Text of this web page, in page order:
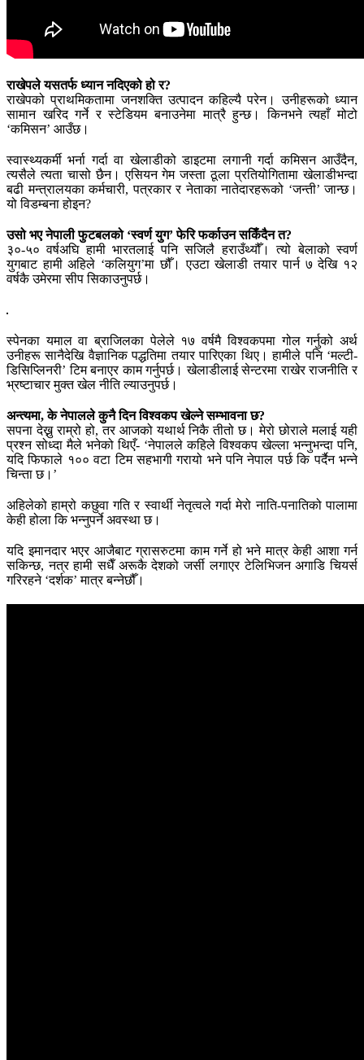
राखेपले यसतर्फ ध्यान नदिएको हो र?
राखेपको प्राथमिकतामा जनशक्ति उत्पादन कहिल्यै परेन। उनीहरूको ध्यान
सामान खरिद गर्ने र स्टेडियम बनाउनेमा मात्रै हुन्छ। किनभने त्यहाँ मोटो
‘कमिसन’ आउँछ।
स्वास्थ्यकर्मी भर्ना गर्दा वा खेलाडीको डाइटमा लगानी गर्दा कमिसन आउँदैन,
त्यसैले त्यता चासो छैन। एसियन गेम जस्ता ठूला प्रतियोगितामा खेलाडीभन्दा
बढी मन्त्रालयका कर्मचारी, पत्रकार र नेताका नातेदारहरूको ‘जन्ती’ जान्छ।
यो विडम्बना होइन?
उसो भए नेपाली फुटबलको ‘स्वर्ण युग’ फेरि फर्काउन सकिँदैन त?
३०-५० वर्षअघि हामी भारतलाई पनि सजिलै हराउँथ्यौँ। त्यो बेलाको स्वर्ण
युगबाट हामी अहिले ‘कलियुग’मा छौँ। एउटा खेलाडी तयार पार्न ७ देखि १२
वर्षकै उमेरमा सीप सिकाउनुपर्छ।
स्पेनका यमाल वा ब्राजिलका पेलेले १७ वर्षमै विश्वकपमा गोल गर्नुको अर्थ
उनीहरू सानैदेखि वैज्ञानिक पद्धतिमा तयार पारिएका थिए। हामीले पनि ‘मल्टी-
डिसिप्लिनरी’ टिम बनाएर काम गर्नुपर्छ। खेलाडीलाई सेन्टरमा राखेर राजनीति र
भ्रष्टाचार मुक्त खेल नीति ल्याउनुपर्छ।
अन्त्यमा, के नेपालले कुनै दिन विश्वकप खेल्ने सम्भावना छ?
सपना देख्नु राम्रो हो, तर आजको यथार्थ निकै तीतो छ। मेरो छोराले मलाई यही
प्रश्न सोध्दा मैले भनेको थिएँ- ‘नेपालले कहिले विश्वकप खेल्ला भन्नुभन्दा पनि,
यदि फिफाले १०० वटा टिम सहभागी गरायो भने पनि नेपाल पर्छ कि पर्दैन भन्ने
चिन्ता छ।’
अहिलेको हाम्रो कछुवा गति र स्वार्थी नेतृत्वले गर्दा मेरो नाति-पनातिको पालामा
केही होला कि भन्नुपर्ने अवस्था छ।
यदि इमानदार भएर आजैबाट ग्रासरुटमा काम गर्ने हो भने मात्र केही आशा गर्न
सकिन्छ, नत्र हामी सधैँ अरूकै देशको जर्सी लगाएर टेलिभिजन अगाडि चियर्स
गरिरहने ‘दर्शक’ मात्र बन्नेछौँ।